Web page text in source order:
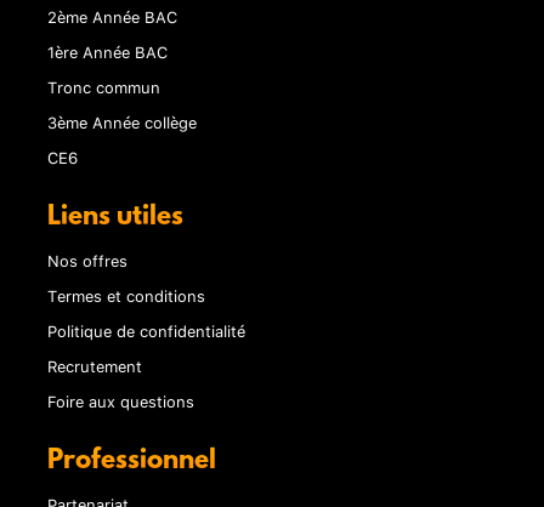
2ème Année BAC
1ère Année BAC
Tronc commun
3ème Année collège
CE6
Liens utiles
Nos offres
Termes et conditions
Politique de confidentialité
Recrutement
Foire aux questions
Professionnel